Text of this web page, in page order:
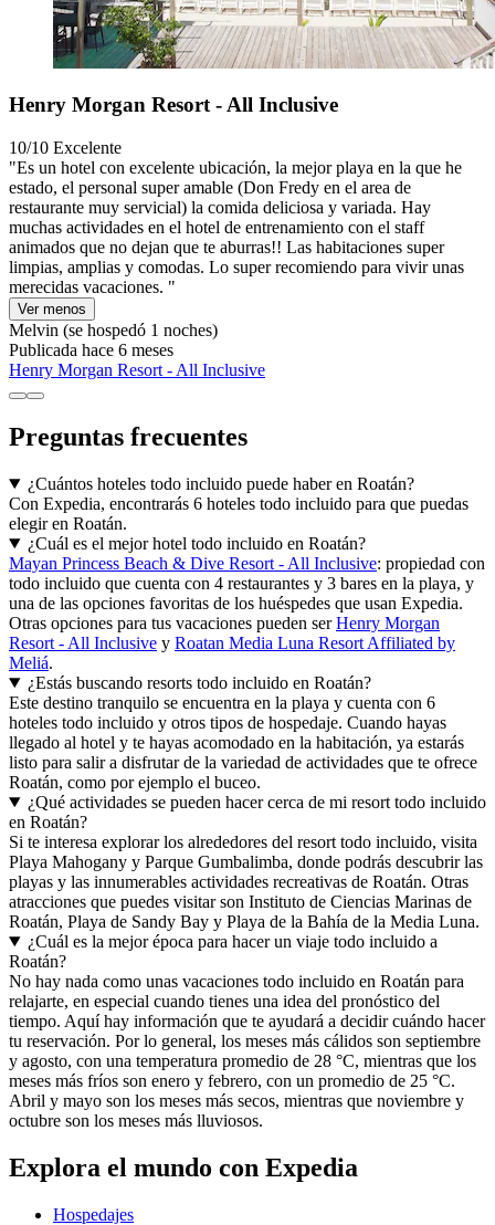
Henry Morgan Resort - All Inclusive
10/10 Excelente
"Es un hotel con excelente ubicación, la mejor playa en la que he
estado, el personal super amable (Don Fredy en el area de
restaurante muy servicial) la comida deliciosa y variada. Hay
muchas actividades en el hotel de entrenamiento con el staff
animados que no dejan que te aburras!! Las habitaciones super
limpias, amplias y comodas. Lo super recomiendo para vivir unas
merecidas vacaciones. "
Ver menos
Melvin (se hospedó 1 noches)
Publicada hace 6 meses
Henry Morgan Resort - All Inclusive
Preguntas frecuentes
¿Cuántos hoteles todo incluido puede haber en Roatán?
Con Expedia, encontrarás 6 hoteles todo incluido para que puedas
elegir en Roatán.
¿Cuál es el mejor hotel todo incluido en Roatán?
Mayan Princess Beach & Dive Resort - All Inclusive: propiedad con
todo incluido que cuenta con 4 restaurantes y 3 bares en la playa, y
una de las opciones favoritas de los huéspedes que usan Expedia.
Otras opciones para tus vacaciones pueden serHenry Morgan
Resort - All Inclusive y Roatan Media Luna Resort Affiliated by
Meliá.
¿Estás buscando resorts todo incluido en Roatán?
Este destino tranquilo se encuentra en la playa y cuenta con 6
hoteles todo incluido y otros tipos de hospedaje. Cuando hayas
llegado al hotel y te hayas acomodado en la habitación, ya estarás
listo para salir a disfrutar de la variedad de actividades que te ofrece
Roatán, como por ejemplo el buceo.
¿Qué actividades se pueden hacer cerca de mi resort todo incluido
en Roatán?
Si te interesa explorar los alrededores del resort todo incluido, visita
Playa Mahogany y Parque Gumbalimba, donde podrás descubrir las
playas y las innumerables actividades recreativas de Roatán. Otras
atracciones que puedes visitar son Instituto de Ciencias Marinas de
Roatán, Playa de Sandy Bay y Playa de la Bahía de la Media Luna.
¿Cuál es la mejor época para hacer un viaje todo incluido a
Roatán?
No hay nada como unas vacaciones todo incluido en Roatán para
relajarte, en especial cuando tienes una idea del pronóstico del
tiempo. Aquí hay información que te ayudará a decidir cuándo hacer
tu reservación. Por lo general, los meses más cálidos son septiembre
y agosto, con una temperatura promedio de 28 °C, mientras que los
meses más fríos son enero y febrero, con un promedio de 25 °C.
Abril y mayo son los meses más secos, mientras que noviembre y
octubre son los meses más lluviosos.
Explora el mundo con Expedia
Hospedajes